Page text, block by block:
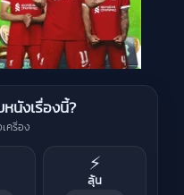
นังเรื่องนี้?
ครื่อง
⚡
ลุ้น